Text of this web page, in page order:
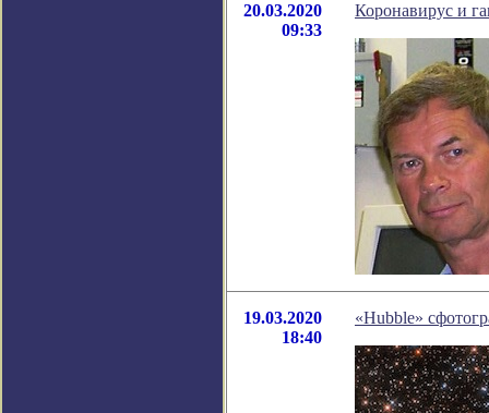
20.03.2020
09:33
Коронавирус и
19.03.2020
18:40
«Hubble»